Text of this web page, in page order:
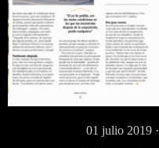
01 julio 2019 ·